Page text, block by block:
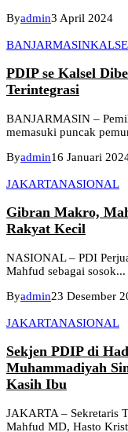
Byadmin3 April 2024
BANJARMASIN
PDIP se Kalsel
Terintegrasi
BANJARMASIN –
memasuki puncak
Byadmin16 Januari
JAKARTANASIONAL
Gibran Makro,
Rakyat Kecil
NASIONAL – PDI
Mahfud sebagai sosok...
Byadmin23 Desember
JAKARTANASIONAL
Sekjen PDIP di
Muhammadiyah
Kasih Ibu
JAKARTA – Sekretaris
Mahfud MD, Hasto